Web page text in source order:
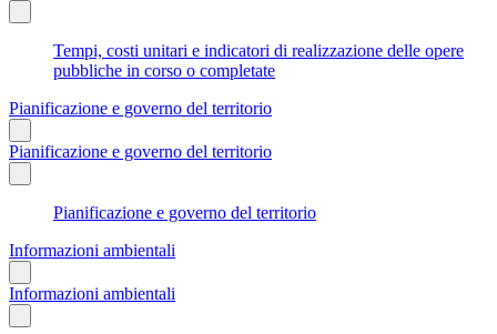
Tempi, costi unitari e indicatori di realizzazione delle opere
pubbliche in corso o completate
Pianificazione e governo del territorio
Pianificazione e governo del territorio
Pianificazione e governo del territorio
Informazioni ambientali
Informazioni ambientali